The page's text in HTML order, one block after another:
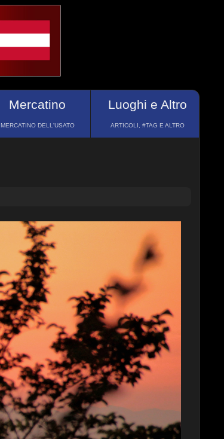
Mercatino
MERCATINO DELL'USATO
Luoghi e Altro
ARTICOLI, #TAG E ALTRO